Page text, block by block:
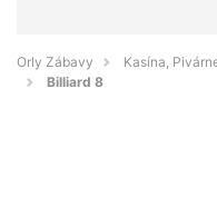
Orly Zábavy
Kasína,
Billiard 8